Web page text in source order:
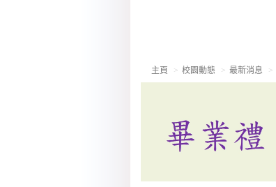
主頁 校園動態 最新消息